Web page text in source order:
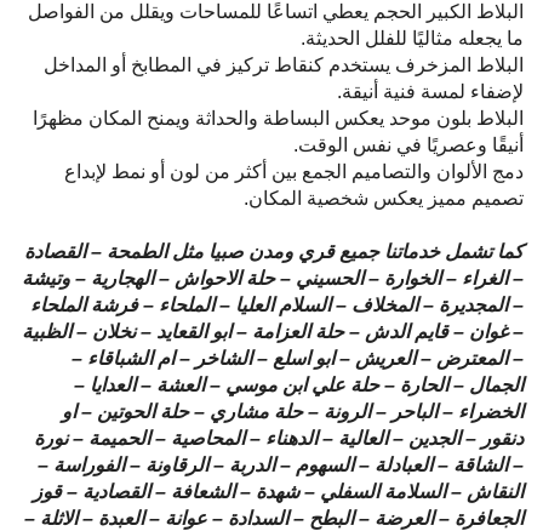
البلاط الكبير الحجم يعطي اتساعًا للمساحات ويقلل من الفواصل
ما يجعله مثاليًا للفلل الحديثة.
البلاط المزخرف يستخدم كنقاط تركيز في المطابخ أو المداخل
لإضفاء لمسة فنية أنيقة.
البلاط بلون موحد يعكس البساطة والحداثة ويمنح المكان مظهرًا
أنيقًا وعصريًا في نفس الوقت.
دمج الألوان والتصاميم الجمع بين أكثر من لون أو نمط لإبداع
تصميم مميز يعكس شخصية المكان.
كما تشمل خدماتنا جميع قري ومدن صبيا مثل الطمحة – القصادة
– الغراء – الخوارة – الحسيني – حلة الاحواش – الهجارية – وتيشة
– المجديرة – المخلاف – السلام العليا – الملحاء – فرشة الملحاء
– غوان – قايم الدش – حلة العزامة – ابو القعايد – نخلان – الظبية
– المعترض – العريش – ابو اسلع – الشاخر – ام الشباقاء –
الجمال – الحارة – حلة علي ابن موسي – العشة – العدايا –
الخضراء – الباحر – الرونة – حلة مشاري – حلة الحوتين – او
دنقور – الجدين – العالية – الدهناء – المحاصية – الحميمة – نورة
– الشاقة – العبادلة – السهوم – الدربة – الرقاونة – الفوراسة –
النقاش – السلامة السفلي – شهدة – الشعافة – القصادية – قوز
الجعافرة – العرضة – البطح – السدادة – عوانة – العبدة – الاثلة –